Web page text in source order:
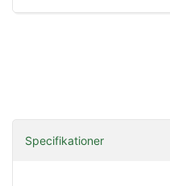
Specifikationer